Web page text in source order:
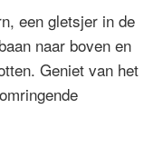
een gletsjer in de
naar boven en
Geniet van het